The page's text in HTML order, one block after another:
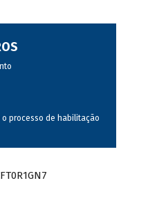
processo de habilitação